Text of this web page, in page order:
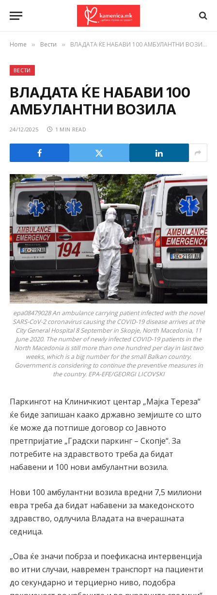
Home » Вести » ВЛАДАТА ЌЕ НАБАВИ 100 АМБУЛАНТНИ ВОЗИЛА
ВЕСТИ
ВЛАДАТА ЌЕ НАБАВИ 100
АМБУЛАНТНИ ВОЗИЛА
24/12/2025 1 MIN READ
epa08479028 An ambulance carrying patient infected with the novel
SARS-CoV-2 coronavirus causing the COVID-19 disease arrives at the
City General Hospital 8 September in Skopje, North Macedonia, 11
June 2020. The number of newly infected COVID-19 patients in the
North Macedonia is still more than one hundred per day in last two
weeks, which is a big number for the small Balkan country.
Government is considering to continue the preventive measures in
the country. EPA-EFE/GEORGI LICOVSKI
Паркингот на Клиничкиот центар „Мајка Тереза“
ќе биде запишан каако државно земјиште со што
ќе може да потпише договор со Јавното
претпријатие „Градски паркинг – Скопје“. За
потребите на здравството треба да бидат
набавени и 100 нови амбулантни возила.
Нови 100 амбулантни возила вредни 7,5 милиони
евра треба да бидат набавени за македонското
здравство, одлучила Владата на вчерашната
седница.
„Ова ќе значи побрза и поефикасна интервенција
во итни случаи, навремен транспорт на пациенти
до секундарно и терциерно ниво, подобра